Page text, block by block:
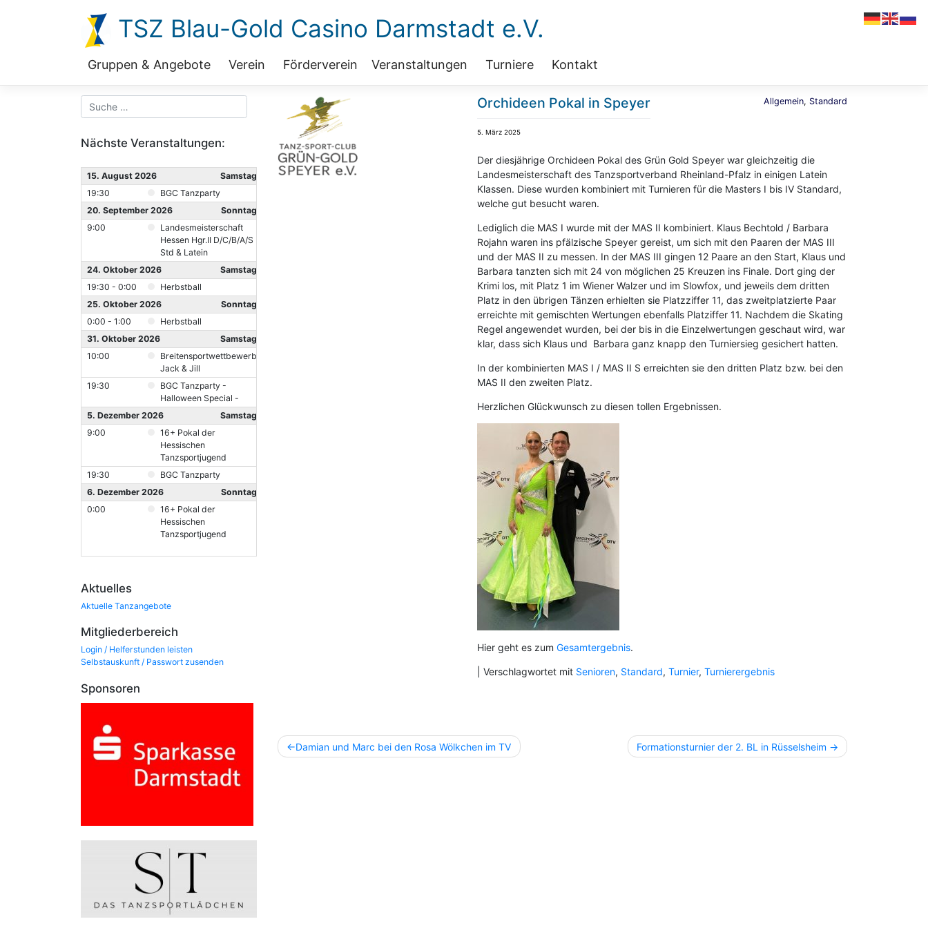
TSZ Blau-Gold Casino Darmstadt e.V.
Gruppen & Angebote Verein Förderverein Veranstaltungen Turniere Kontakt
Nächste Veranstaltungen:
15. August 2026
Samstag
19:30
BGC Tanzparty
20. September 2026
Sonntag
9:00
Landesmeisterschaft
Hessen Hgr.II D/C/B/A/S
Std & Latein
24. Oktober 2026
Samstag
19:30 - 0:00
Herbstball
25. Oktober 2026
Sonntag
0:00 - 1:00
Herbstball
31. Oktober 2026
Samstag
10:00
Breitensportwettbewerb
Jack & Jill
19:30
BGC Tanzparty -
Halloween Special -
5. Dezember 2026
Samstag
9:00
16+ Pokal der
Hessischen
Tanzsportjugend
19:30
BGC Tanzparty
6. Dezember 2026
Sonntag
0:00
16+ Pokal der
Hessischen
Tanzsportjugend
Aktuelles
Aktuelle Tanzangebote
Mitgliederbereich
Login / Helferstunden leisten
Selbstauskunft / Passwort zusenden
Sponsoren
Orchideen Pokal in Speyer
5. März 2025
Allgemein, Standard
Der diesjährige Orchideen Pokal des Grün Gold Speyer war gleichzeitig die
Landesmeisterschaft des Tanzsportverband Rheinland-Pfalz in einigen Latein
Klassen. Diese wurden kombiniert mit Turnieren für die Masters I bis IV Standard,
welche gut besucht waren.
Lediglich die MAS I wurde mit der MAS II kombiniert. Klaus Bechtold / Barbara
Rojahn waren ins pfälzische Speyer gereist, um sich mit den Paaren der MAS III
und der MAS II zu messen. In der MAS III gingen 12 Paare an den Start, Klaus und
Barbara tanzten sich mit 24 von möglichen 25 Kreuzen ins Finale. Dort ging der
Krimi los, mit Platz 1 im Wiener Walzer und im Slowfox, und jeweils dem dritten
Platz in den übrigen Tänzen erhielten sie Platzziffer 11, das zweitplatzierte Paar
erreichte mit gemischten Wertungen ebenfalls Platziffer 11. Nachdem die Skating
Regel angewendet wurden, bei der bis in die Einzelwertungen geschaut wird, war
klar, dass sich Klaus und Barbara ganz knapp den Turniersieg gesichert hatten.
In der kombinierten MAS I / MAS II S erreichten sie den dritten Platz bzw. bei den
MAS II den zweiten Platz.
Herzlichen Glückwunsch zu diesen tollen Ergebnissen.
Hier geht es zum Gesamtergebnis.
Verschlagwortet mit Senioren, Standard, Turnier, Turnierergebnis
Beitragsnavigation
Damian und Marc bei den Rosa Wölkchen im TV Formationsturnier der 2. BL in Rüsselsheim